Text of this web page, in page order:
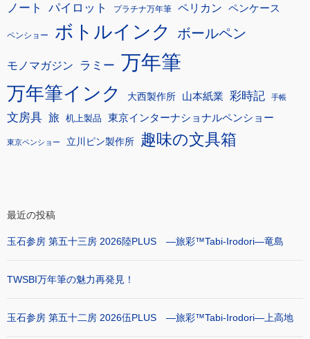
ノート パイロット プラチナ万年筆 ペリカン ペンケース
ペンショー ボトルインク ボールペン
モノマガジン ラミー 万年筆
万年筆インク 大西製作所 山本紙業 彩時記 手帳
文房具 旅 机上製品 東京インターナショナルペンショー
東京ペンショー 立川ピン製作所 趣味の文具箱
最近の投稿
玉石参房 第五十三房 2026陸PLUS ―旅彩™Tabi-Irodori―竜島
TWSBI万年筆の魅力再発見！
玉石参房 第五十二房 2026伍PLUS ―旅彩™Tabi-Irodori―上高地